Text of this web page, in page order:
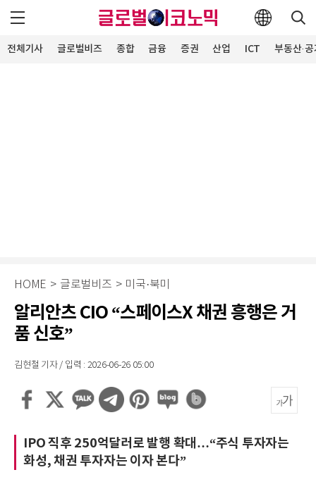
전체기사 글로벌비즈 종합 금융 증권 산업 ICT 부동산·
HOME > 글로벌비즈 > 미국·북미
알리안츠 CIO “스페이스X 채권 흥행은 거
품 신호”
김현철 기자 / 입력 : 2026-06-26 05:00
IPO 직후 250억달러로 발행 확대…“주식 투자자는
화성, 채권 투자자는 이자 본다”